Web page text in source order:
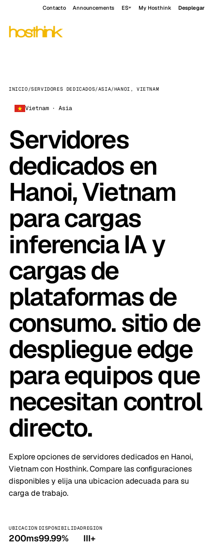
Contacto Announcements ES My Hosthink Desplegar
INICIO/SERVIDORES DEDICADOS/ASIA/HANOI, VIETNAM
Vietnam · Asia
Servidores
dedicados en
Hanoi, Vietnam
para cargas
inferencia IA y
cargas de
plataformas de
consumo. sitio de
despliegue edge
para equipos que
necesitan control
directo.
Explore opciones de servidores dedicados en Hanoi,
Vietnam con Hosthink. Compare las configuraciones
disponibles y elija una ubicacion adecuada para su
carga de trabajo.
UBICACION
200ms
DISPONIBILIDAD
99.99%
REGION
III+